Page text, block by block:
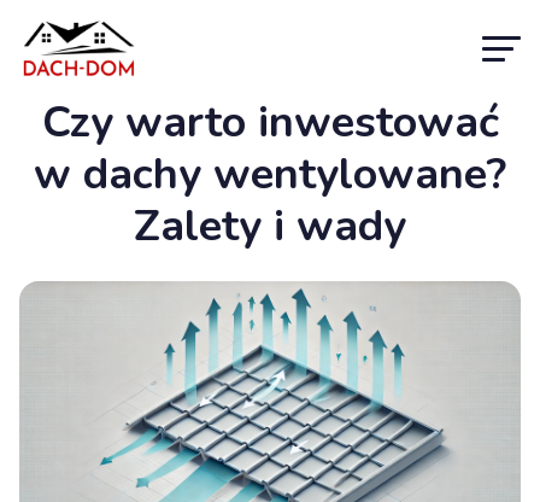
Czy warto inwestować
w dachy wentylowane?
Zalety i wady